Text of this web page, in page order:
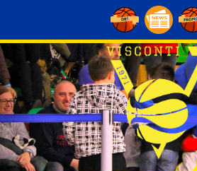
content